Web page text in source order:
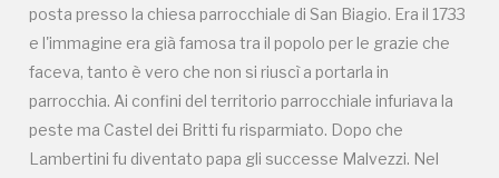
posta presso la chiesa parrocchiale di San Biagio. Era il 1733
e l'immagine era già famosa tra il popolo per le grazie che
faceva, tanto è vero che non si riuscì a portarla in
parrocchia. Ai confini del territorio parrocchiale infuriava la
peste ma Castel dei Britti fu risparmiato. Dopo che
Lambertini fu diventato papa gli successe Malvezzi. Nel
drammatico e San Onofrio con rosari tra le mani.